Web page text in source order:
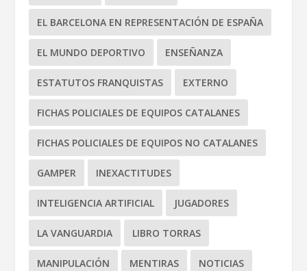
EL BARCELONA EN REPRESENTACIÓN DE ESPAÑA
EL MUNDO DEPORTIVO ENSEÑANZA
ESTATUTOS FRANQUISTAS EXTERNO
FICHAS POLICIALES DE EQUIPOS CATALANES
FICHAS POLICIALES DE EQUIPOS NO CATALANES
GAMPER INEXACTITUDES
INTELIGENCIA ARTIFICIAL JUGADORES
LA VANGUARDIA LIBRO TORRAS
MANIPULACIÓN MENTIRAS NOTICIAS